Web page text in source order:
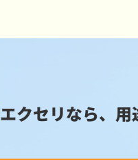
エクセリなら、